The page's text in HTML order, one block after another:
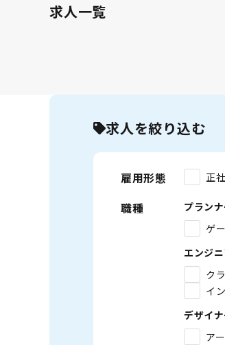
求人一覧
求人を絞り込む
雇用形態 正
職種
プラン
ゲ
エンジ
ク
イ
デザイ
ア